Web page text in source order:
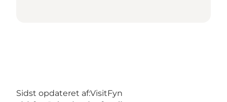
Sidst opdateret af:VisitFyn